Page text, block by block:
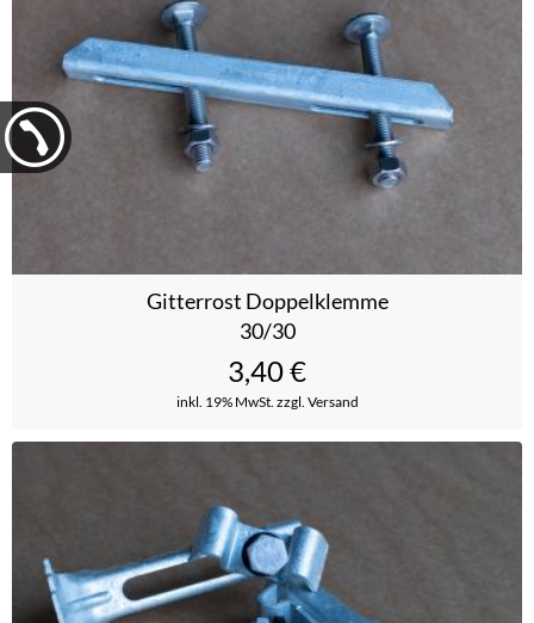
Gitterrost Doppelklemme
30/30
inkl. 19% MwSt. zzgl. Versand
3,40€